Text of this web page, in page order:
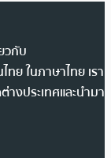
วกับ
ย ในภาษาไทย เรา
งประเทศและนำมา